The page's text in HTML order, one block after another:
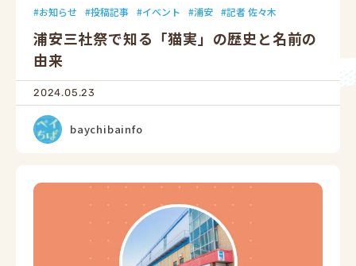
お知らせ 投稿記事 イベント 浦安 記者 佐々木
浦安三社祭で知る「猫実」の歴史と名前の
由来
2024.05.23
baychibainfo